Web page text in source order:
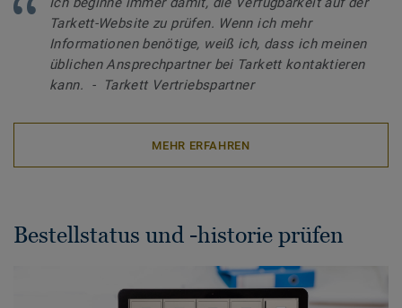
Tarkett-Website zu prüfen. Wenn ich mehr
Informationen benötige, weiß ich, dass ich meinen
üblichen Ansprechpartner bei Tarkett kontaktieren
kann. - Tarkett Vertriebspartner
MEHR ERFAHREN
Bestellstatus und -historie prüfen